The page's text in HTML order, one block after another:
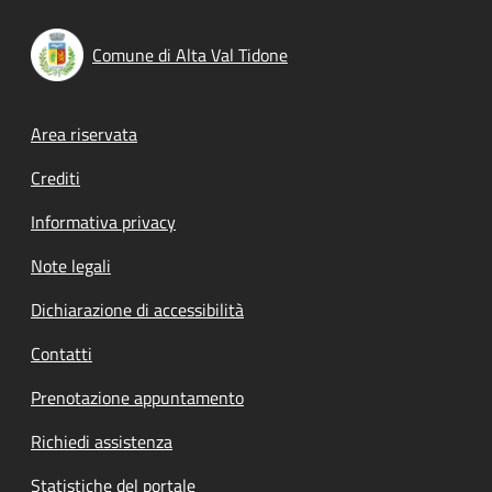
Comune di Alta Val Tidone
Footer menu
Area riservata
Crediti
Informativa privacy
Note legali
Dichiarazione di accessibilità
Contatti
Prenotazione appuntamento
Richiedi assistenza
Statistiche del portale